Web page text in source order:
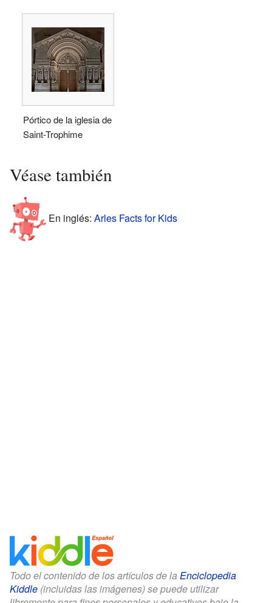
Pórtico de la iglesia de
Saint-Trophime
Véase también
En inglés: Arles Facts for Kids
Todo el contenido de los artículos de la Enciclopedia
Kiddle (incluidas las imágenes) se puede utilizar